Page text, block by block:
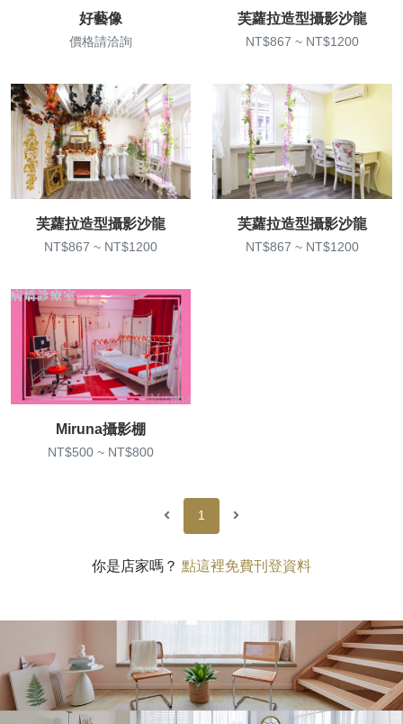
好藝像
價格請洽詢
芙蘿拉造型攝影沙龍
NT$867 ~ NT$1200
芙蘿拉造型攝影沙龍
NT$867 ~ NT$1200
芙蘿拉造型攝影沙龍
NT$867 ~ NT$1200
Miruna攝影棚
NT$500 ~ NT$800
1
你是店家嗎？ 點這裡免費刊登資料